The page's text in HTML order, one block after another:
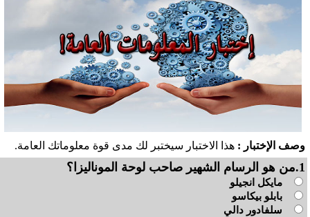
وصف الإختبار :هذا الاختبار سيختبر لك مدى قوة معلوماتك العامة.
1.من هو الرسام الشهير صاحب لوحة الموناليزا؟
مايكل انجيلو
بابلو بيكاسو
سلفادور دالي